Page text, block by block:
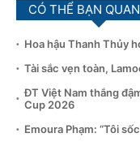
CÓ THỂ BẠN
Hoa hậu Thanh Thủy
Tài sắc vẹn toàn,
ĐT Việt Nam thắng
Cup 2026
Emoura Phạm: “Tôi